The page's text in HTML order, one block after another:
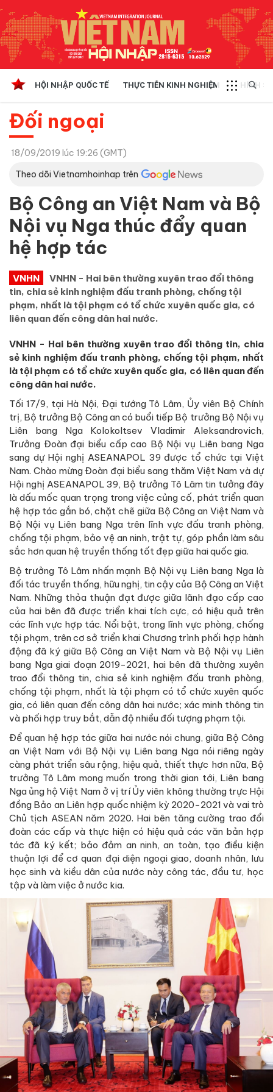
HỘI NHẬP QUỐC TẾ THỰC TIỄN KINH NGHIỆM CHÍNH
Đối ngoại
18/09/2019 lúc 19:26 (GMT)
Theo dõi Vietnamhoinhap trên
Bộ Công an Việt Nam và Bộ
Nội vụ Nga thúc đẩy quan
hệ hợp tác
VNHN
VNHN - Hai bên thường xuyên trao đổi thông
tin, chia sẻ kinh nghiệm đấu tranh phòng, chống tội
phạm, nhất là tội phạm có tổ chức xuyên quốc gia, có
liên quan đến công dân hai nước.
VNHN - Hai bên thường xuyên trao đổi thông tin, chia
sẻ kinh nghiệm đấu tranh phòng, chống tội phạm, nhất
là tội phạm có tổ chức xuyên quốc gia, có liên quan đến
công dân hai nước.
Tối 17/9, tại Hà Nội, Đại tướng Tô Lâm, Ủy viên Bộ Chính
trị, Bộ trưởng Bộ Công an có buổi tiếp Bộ trưởng Bộ Nội vụ
Liên bang Nga Kolokoltsev Vladimir Aleksandrovich,
Trưởng Đoàn đại biểu cấp cao Bộ Nội vụ Liên bang Nga
sang dự Hội nghị ASEANAPOL 39 được tổ chức tại Việt
Nam. Chào mừng Đoàn đại biểu sang thăm Việt Nam và dự
Hội nghị ASEANAPOL 39, Bộ trưởng Tô Lâm tin tưởng đây
là dấu mốc quan trọng trong việc củng cố, phát triển quan
hệ hợp tác gắn bó, chặt chẽ giữa Bộ Công an Việt Nam và
Bộ Nội vụ Liên bang Nga trên lĩnh vực đấu tranh phòng,
chống tội phạm, bảo vệ an ninh, trật tự, góp phần làm sâu
sắc hơn quan hệ truyền thống tốt đẹp giữa hai quốc gia.
Bộ trưởng Tô Lâm nhấn mạnh Bộ Nội vụ Liên bang Nga là
đối tác truyền thống, hữu nghị, tin cậy của Bộ Công an Việt
Nam. Những thỏa thuận đạt được giữa lãnh đạo cấp cao
của hai bên đã được triển khai tích cực, có hiệu quả trên
các lĩnh vực hợp tác. Nổi bật, trong lĩnh vực phòng, chống
tội phạm, trên cơ sở triển khai Chương trình phối hợp hành
động đã ký giữa Bộ Công an Việt Nam và Bộ Nội vụ Liên
bang Nga giai đoạn 2019-2021, hai bên đã thường xuyên
trao đổi thông tin, chia sẻ kinh nghiệm đấu tranh phòng,
chống tội phạm, nhất là tội phạm có tổ chức xuyên quốc
gia, có liên quan đến công dân hai nước; xác minh thông tin
và phối hợp truy bắt, dẫn độ nhiều đối tượng phạm tội.
Để quan hệ hợp tác giữa hai nước nói chung, giữa Bộ Công
an Việt Nam với Bộ Nội vụ Liên bang Nga nói riêng ngày
càng phát triển sâu rộng, hiệu quả, thiết thực hơn nữa, Bộ
trưởng Tô Lâm mong muốn trong thời gian tới, Liên bang
Nga ủng hộ Việt Nam ở vị trí Ủy viên không thường trực Hội
đồng Bảo an Liên hợp quốc nhiệm kỳ 2020-2021 và vai trò
Chủ tịch ASEAN năm 2020. Hai bên tăng cường trao đổi
đoàn các cấp và thực hiện có hiệu quả các văn bản hợp
tác đã ký kết; bảo đảm an ninh, an toàn, tạo điều kiện
thuận lợi để cơ quan đại diện ngoại giao, doanh nhân, lưu
học sinh và kiều dân của nước này công tác, đầu tư, học
tập và làm việc ở nước kia.